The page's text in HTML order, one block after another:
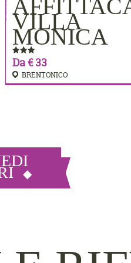
VILLA
MONICA
Da € 33
BRENTONICO
PRENOTA